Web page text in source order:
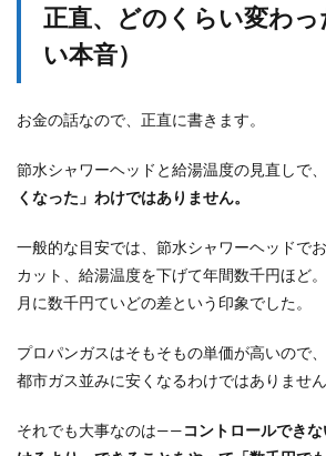
正直、どのくらい変わ
い本音）
お金の話なので、正直に書きます。
節水シャワーヘッドと給湯温度の見直しで
くなった」わけではありません。
一般的な目安では、節水シャワーヘッドで
カット、給湯温度を下げて年間数千円ほど
月に数千円ていどの差という印象でした。
プロパンガスはそもそもの単価が高いので
都市ガス並みに安くなるわけではありません
それでも大事なのは——コントロールでき